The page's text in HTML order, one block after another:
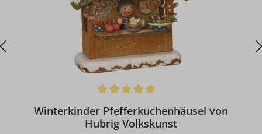
Winterkinder Pfefferkuchenhäusel von
Hubrig Volkskunst